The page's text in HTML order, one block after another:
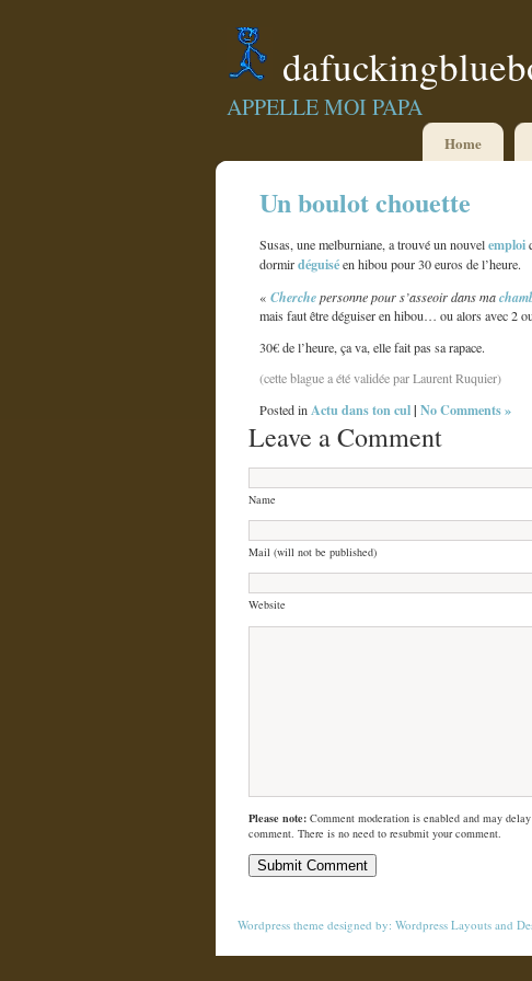
APPELLE MOI PAPA
Home
Un boulot chouette
Susas, une melburniane, a trouvé un nouvelemploi
dormirdéguiséen hibou pour 30 euros de l’heure.
« Cherchepersonne pour s’asseoir dans ma
mais faut être déguiser en hibou… ou alors avec 2
30€ de l’heure, ça va, elle fait pas sa rapace.
(cette blague a été validée par Laurent Ruquier)
Posted inActu dans ton cul| No Comments »
Leave a Comment
Name
Mail (will not be published)
Website
Please note: Comment moderation is enabled and may
comment. There is no need to resubmit your comment.
Wordpress theme designed by: Wordpress Layouts and